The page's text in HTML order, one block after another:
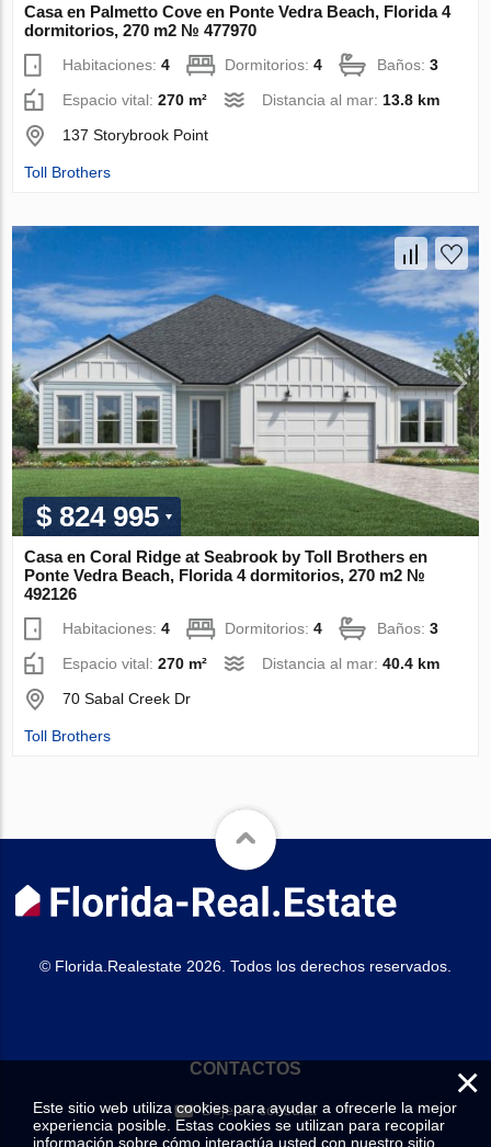
Casa en Palmetto Cove en Ponte Vedra Beach, Florida 4
dormitorios, 270 m2 № 477970
Habitaciones:4 Dormitorios:4 Baños:3
Espacio vital:270 m² Distancia al mar: 13.8 km
137 Storybrook Point
Toll Brothers
$ 824 995
Casa en Coral Ridge at Seabrook by Toll Brothers en
Ponte Vedra Beach, Florida 4 dormitorios, 270 m2 №
492126
Habitaciones:4 Dormitorios:4 Baños:3
Espacio vital:270 m² Distancia al mar:40.4 km
70 Sabal Creek Dr
Toll Brothers
© Florida.Realestate 2026. Todos los derechos reservados.
CONTACTOS
Deje su consulta
×
Este sitio web utiliza cookies para ayudar a ofrecerle la mejor
experiencia posible. Estas cookies se utilizan para recopilar
información sobre cómo interactúa usted con nuestro sitio